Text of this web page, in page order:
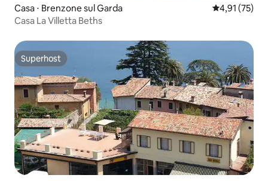
Casa ⋅ Brenzone sul Garda 4,91 de uma
4,91 (75)
Casa La Villetta Beths
Superhost
Superhost